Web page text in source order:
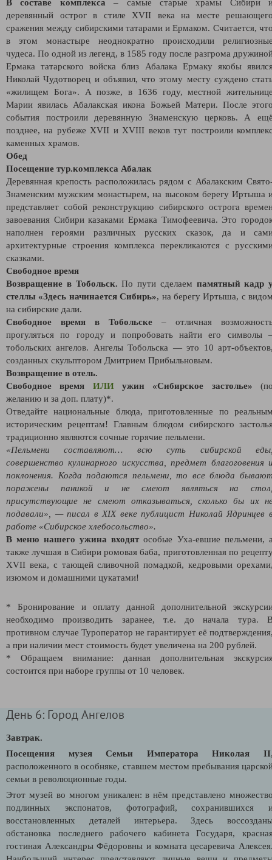
В составе комплекса – самые старые храмы Сибири
деревянный острог в стиле XVII века на месте
сражения между сибирскими татарами и Ермаком. Считается,
в этом монастыре неоднократно происходили
чудеса. По одной из легенд, в 1585 году после разгрома
Ермака татарского войска близ Абалака Ермаку якобы
Николай Чудотворец и объявил, что этому месту суждено
«жилищем Бога». А позже, в 1636 году, местной
Марии явилась Абалакская икона Божьей Матери. После
события построили деревянную Знаменскую церковь. А
позднее, на рубеже XVII и XVIII веков тут построили
каменных храмов.
Обед
Посещение тур.комплекса Абалак
Деревянная крепость расположилась рядом с Абалакским
Знаменским мужским монастырем, на высоком берегу Иртыша
представляет собой реконструкцию сибирского острога
завоевания Сибири казаками Ермака Тимофеевича. Это
наполнен героями различных русских сказок, да и
архитектурные строения комплекса перекликаются с
сказками.
Свободное время
Возвращение в Тобольск. По пути сделаем памятный кадр
стеллы «Здесь начинается Сибирь», на берегу Иртыша, с
на сибирские дали.
Свободное время в Тобольске – отличная
прогуляться по городу и попробовать найти его символы
тобольских ангелов. Ангелы Тобольска — это 10 арт-
созданных скульптором Дмитрием Прибыльновым.
Возвращение в отель.
Свободное время ИЛИужин «Сибирское застолье»
желанию и за доп. плату)*.
Отведайте национальные блюда, приготовленные по
историческим рецептам! Главным блюдом сибирского
традиционно являются сочные горячие пельмени.
«Пельмени составляют… всю суть сибирской
совершенство кулинарного искусства, предмет благоговения
поклонения. Когда подаются пельмени, то все блюда
поражены паникой и не смеют являться на
присутствующие не смеют отказываться, сколько бы их
подавали», — писал в XIX веке публицист Николай Ядринцев
работе «Сибирское хлебосольство».
В меню нашего ужина входятособые Уха-евшие пельмени,
также лучшая в Сибири ромовая баба, приготовленная по
XVII века, с тающей сливочной помадкой, кедровыми
изюмом и домашними цукатами!
* Бронирование и оплату данной дополнительной
необходимо производить заранее, т.е. до начала тура.
противном случае Туроператор не гарантирует её
а при наличии мест стоимость будет увеличена на 200 рублей.
* Обращаем внимание: данная дополнительная
состоится при наборе группы от 10 человек.
День 6: Город Ангелов
Завтрак.
Посещения музея Семьи Императора Николая II
расположенного в особняке, ставшем местом пребывания
семьи в революционные годы.
Этот музей во многом уникален: в нём представлено
подлинных экспонатов, фотографий, сохранившихся
восстановленных деталей интерьера. Здесь
обстановка последнего рабочего кабинета Государя,
гостиная Александры Фёдоровны и комната цесаревича